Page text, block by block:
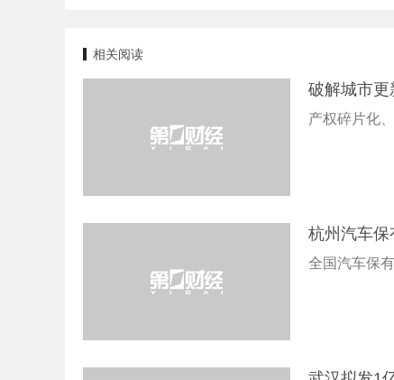
相关阅读
破解城市
产权碎片化
杭州汽车保
全国汽车保